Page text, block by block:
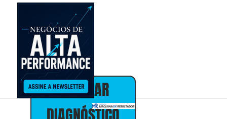
Alex Almeida
Presidente
30+ anos em
marketing,
vendas e
estratégia de
negócios
AGENDAR